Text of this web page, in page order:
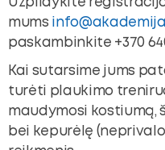
Užpildykite
mums
paskambinkite +370
Kai sutarsime jums
turėti plaukimo
maudymosi kostiumą,
bei kepurėlę